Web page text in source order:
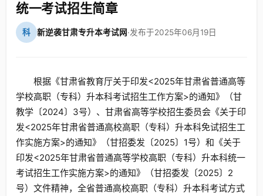
统一考试招生简章
科 新逆袭甘肃专升本考试网·发布于2025年06月19日
根据《甘肃省教育厅关于印发<2025年甘肃省普通高等
学校高职（专科）升本科考试招生工作方案>的通知》（甘
教学〔2024〕3号）、甘肃省高等学校招生委员会《关于印
发<2025年甘肃省普通高校高职（专科）升本科免试招生工
作实施方案>的通知》（甘招委发〔2025〕1号）和《关于
印发<2025年甘肃省普通高等学校高职（专科）升本科统一
考试招生工作实施方案>的通知》（甘招委发〔2025〕2
号）文件精神，全省普通高校高职（专科）升本科考试方式